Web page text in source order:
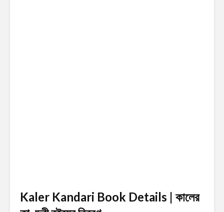
Kaler Kandari Book Details | কালের